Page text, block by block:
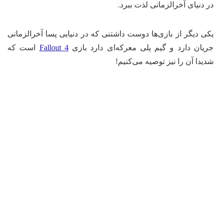
دنیای آخرالزمانی لذت ببرد.
دیگر از بازی‌ها دوست داشتنی که در دنیایی پسا آخرالزمانی
دارد و گیم پلی معرکه‌ای دارد بازی Fallout 4است که
آن را نیز توصیه می‌کنیم!